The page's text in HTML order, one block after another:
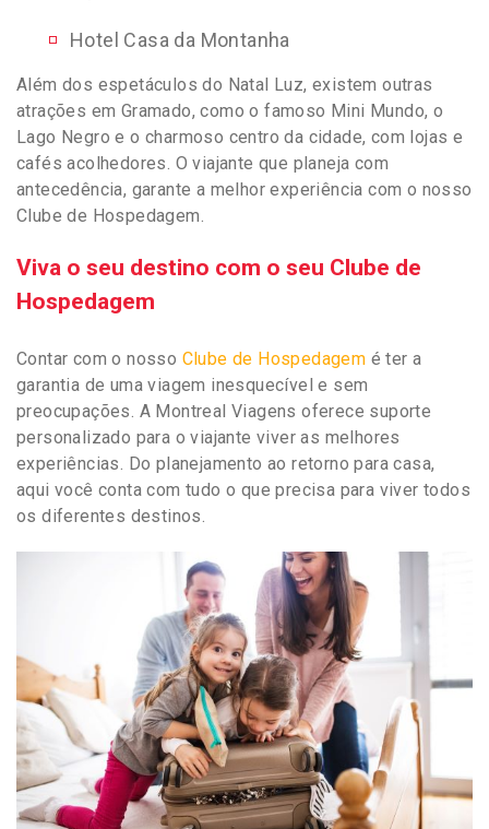
Hotel Casa da Montanha
Além dos espetáculos do Natal Luz, existem outras
atrações em Gramado, como o famoso Mini Mundo, o
Lago Negro e o charmoso centro da cidade, com lojas e
cafés acolhedores. O viajante que planeja com
antecedência, garante a melhor experiência com o nosso
Clube de Hospedagem.
Viva o seu destino com o seu Clube de
Hospedagem
Contar com o nosso Clube de Hospedagem é ter a
garantia de uma viagem inesquecível e sem
preocupações. A Montreal Viagens oferece suporte
personalizado para o viajante viver as melhores
experiências. Do planejamento ao retorno para casa,
aqui você conta com tudo o que precisa para viver todos
os diferentes destinos.